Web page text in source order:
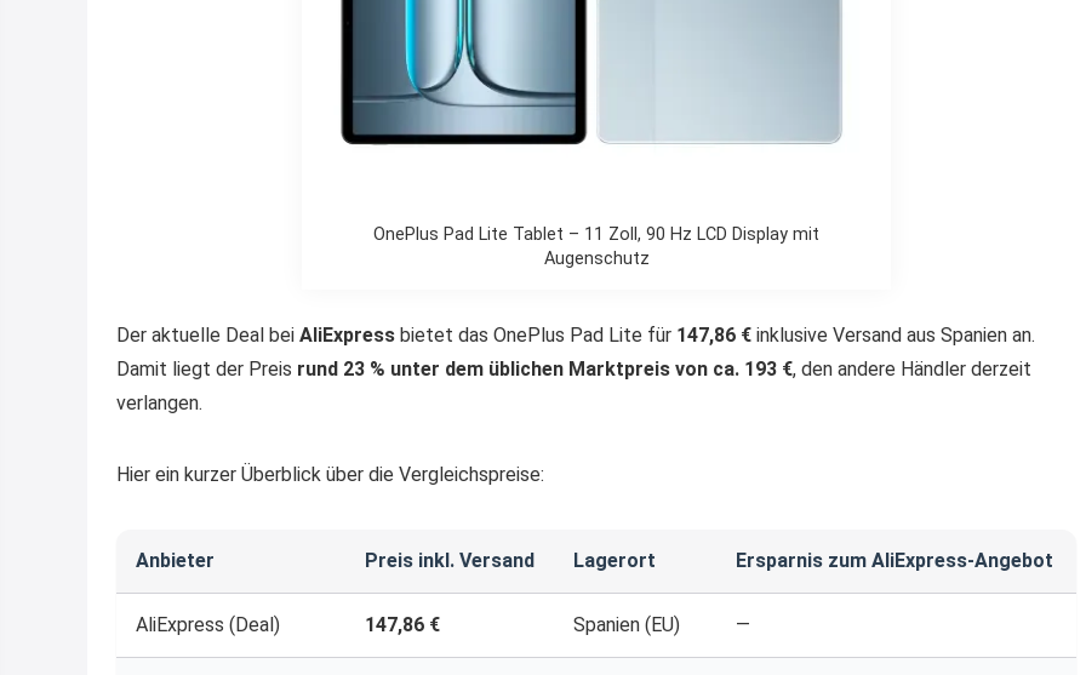
OnePlus Pad Lite Tablet – 11 Zoll, 90 Hz LCD Display mit
Augenschutz
Der aktuelle Deal bei AliExpress bietet das OnePlus Pad Lite für 147,86 € inklusive Versand aus Spanien an.
Damit liegt der Preis rund 23 % unter dem üblichen Marktpreis von ca. 193 €, den andere Händler derzeit
verlangen.
Hier ein kurzer Überblick über die Vergleichspreise:
Anbieter Preis inkl. Versand Lagerort Ersparnis zum AliExpress-Angebot
AliExpress (Deal) 147,86 € Spanien (EU) —